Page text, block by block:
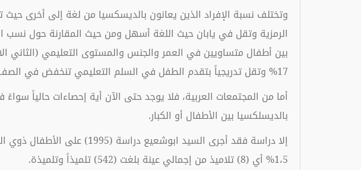
وتختلف نسبة الإفراد الذين يعانون بالديسكسيا من لغة إلى أخرى
الرمزية وتقل في يابان حيث اللغة أسهل ومن حيث المقارنة حول نسب
17% وتقل تدريجياً بتقدم الطفل في السلم التعليمي تنخفض في الصف الرابع إلى 8% بسبب سهولة اللغة الألمانية مقارنة باللغة الإنجليزية.
أما من المجتمعات العربية، فلا يوجد حتى الآن أية إحصاءات حالياً
بالديسلكسيا بين الأطفال أو الكبار.
إلا دراسة فقد أجرى السيد
1،5% أي (8) تلاميذ من إجمالي عينة بلغت (542) تلميذاً وتلميذة.